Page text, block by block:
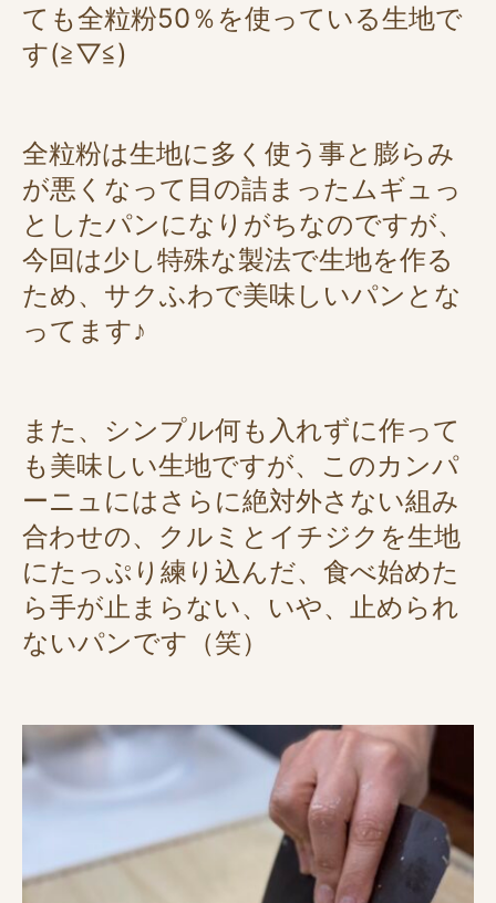
ても全粒粉50％を使っている生地で
す(≧▽≦)
全粒粉は生地に多く使う事と膨らみ
が悪くなって目の詰まったムギュっ
としたパンになりがちなのですが、
今回は少し特殊な製法で生地を作る
ため、サクふわで美味しいパンとな
ってます♪
また、シンプル何も入れずに作って
も美味しい生地ですが、このカンパ
ーニュにはさらに絶対外さない組み
合わせの、クルミとイチジクを生地
にたっぷり練り込んだ、食べ始めた
ら手が止まらない、いや、止められ
ないパンです（笑）